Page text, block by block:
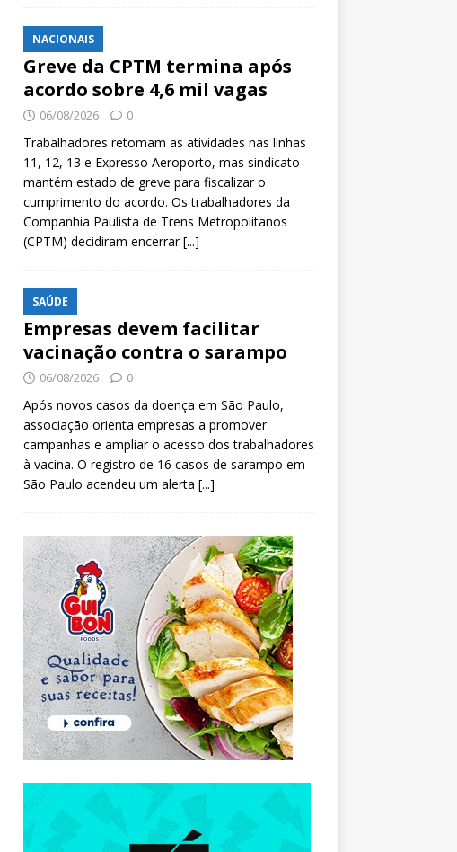
NACIONAIS
Greve da CPTM termina após
acordo sobre 4,6 mil vagas
06/08/2026 0
Trabalhadores retomam as atividades nas linhas
11, 12, 13 e Expresso Aeroporto, mas sindicato
mantém estado de greve para fiscalizar o
cumprimento do acordo. Os trabalhadores da
Companhia Paulista de Trens Metropolitanos
(CPTM) decidiram encerrar[...]
SAÚDE
Empresas devem facilitar
vacinação contra o sarampo
06/08/2026 0
Após novos casos da doença em São Paulo,
associação orienta empresas a promover
campanhas e ampliar o acesso dos trabalhadores
à vacina. O registro de 16 casos de sarampo em
São Paulo acendeu um alerta [...]